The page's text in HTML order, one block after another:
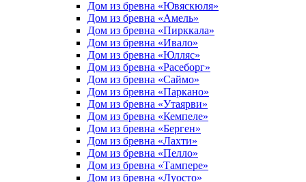
Дом из бревна «Ювяскюля»
Дом из бревна «Амель»
Дом из бревна «Пирккала»
Дом из бревна «Ивало»
Дом из бревна «Юлляс»
Дом из бревна «Расеборг»
Дом из бревна «Саймо»
Дом из бревна «Паркано»
Дом из бревна «Утаярви»
Дом из бревна «Кемпеле»
Дом из бревна «Берген»
Дом из бревна «Лахти»
Дом из бревна «Пелло»
Дом из бревна «Тампере»
Дом из бревна «Луосто»